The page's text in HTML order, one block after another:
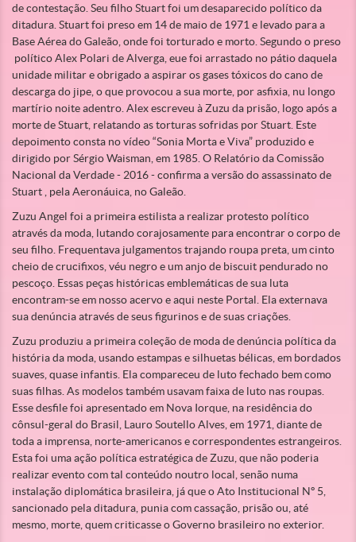
de contestação. Seu filho Stuart foi um desaparecido político da
ditadura. Stuart foi preso em 14 de maio de 1971 e levado para a
Base Aérea do Galeão, onde foi torturado e morto. Segundo o preso
político Alex Polari de Alverga, eue foi arrastado no pátio daquela
unidade militar e obrigado a aspirar os gases tóxicos do cano de
descarga do jipe, o que provocou a sua morte, por asfixia, nu longo
martírio noite adentro. Alex escreveu à Zuzu da prisão, logo após a
morte de Stuart, relatando as torturas sofridas por Stuart. Este
depoimento consta no vídeo “Sonia Morta e Viva” produzido e
dirigido por Sérgio Waisman, em 1985. O Relatório da Comissão
Nacional da Verdade - 2016 - confirma a versão do assassinato de
Stuart , pela Aeronáuica, no Galeão.
Zuzu Angel foi a primeira estilista a realizar protesto político
através da moda, lutando corajosamente para encontrar o corpo de
seu filho. Frequentava julgamentos trajando roupa preta, um cinto
cheio de crucifixos, véu negro e um anjo de biscuit pendurado no
pescoço. Essas peças históricas emblemáticas de sua luta
encontram-se em nosso acervo e aqui neste Portal. Ela externava
sua denúncia através de seus figurinos e de suas criações.
Zuzu produziu a primeira coleção de moda de denúncia política da
história da moda, usando estampas e silhuetas bélicas, em bordados
suaves, quase infantis. Ela compareceu de luto fechado bem como
suas filhas. As modelos também usavam faixa de luto nas roupas.
Esse desfile foi apresentado em Nova Iorque, na residência do
cônsul-geral do Brasil, Lauro Soutello Alves, em 1971, diante de
toda a imprensa, norte-americanos e correspondentes estrangeiros.
Esta foi uma ação política estratégica de Zuzu, que não poderia
realizar evento com tal conteúdo noutro local, senão numa
instalação diplomática brasileira, já que o Ato Institucional Nº 5,
sancionado pela ditadura, punia com cassação, prisão ou, até
mesmo, morte, quem criticasse o Governo brasileiro no exterior.